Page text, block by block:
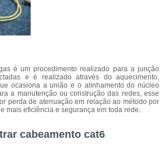
é um procedimento realizado para a junção
e é realizado através do aquecimento,
ocasiona a união e o alinhamento do núcleo
a manutenção ou construção das redes, esse
perda de atenuação em relação ao método por
mais eficiência e segurança em toda rede.
cabeamento cat6